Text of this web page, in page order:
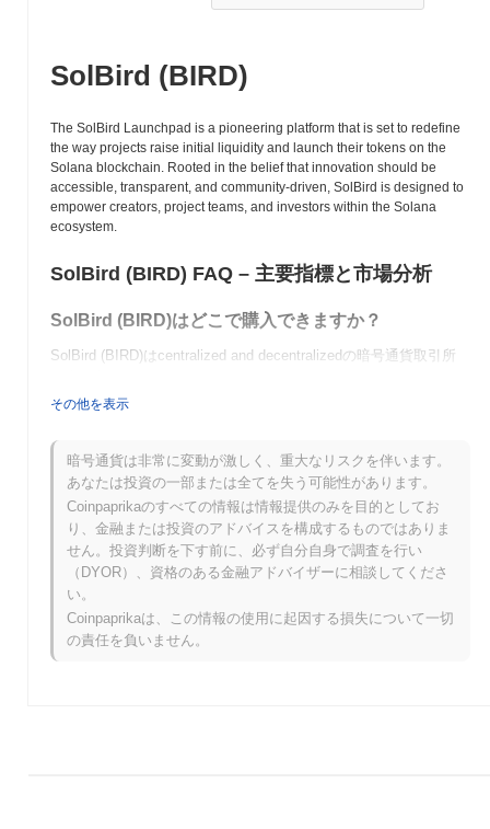
SolBird (BIRD)
The SolBird Launchpad is a pioneering platform that is set to redefine
the way projects raise initial liquidity and launch their tokens on the
Solana blockchain. Rooted in the belief that innovation should be
accessible, transparent, and community-driven, SolBird is designed to
empower creators, project teams, and investors within the Solana
ecosystem.
SolBird (BIRD) FAQ – 主要指標と市場分析
SolBird (BIRD)はどこで購入できますか？
SolBird (BIRD)はcentralized and decentralizedの暗号通貨取引所
過去24時間で、SolBirdの取引量は $0.00.
SolBirdの価格範囲の履歴は何ですか？
史上最高値（ATH）：$0.000379
史上最安値（ATL）： $0.00
SolBirdは現在、ATHより
SolBirdは、より広範な暗号市場と比較してどのよう
なパフォーマンスですか？
その他を表示
暗号通貨は非常に変動が激しく、重大なリスクを伴います。
あなたは投資の一部または全てを失う可能性があります。
Coinpaprikaのすべての情報は情報提供のみを目的としてお
り、金融または投資のアドバイスを構成するものではありま
せん。投資判断を下す前に、必ず自分自身で調査を行い
（DYOR）、資格のある金融アドバイザーに相談してくださ
い。
Coinpaprikaは、この情報の使用に起因する損失について一切
の責任を負いません。